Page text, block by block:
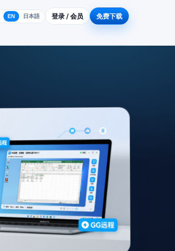
EN 日本語 登录 / 会员 免费下载